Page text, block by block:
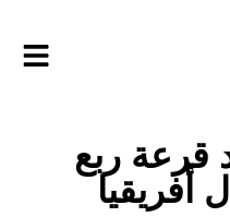
قرعة ربع
أفريقيا